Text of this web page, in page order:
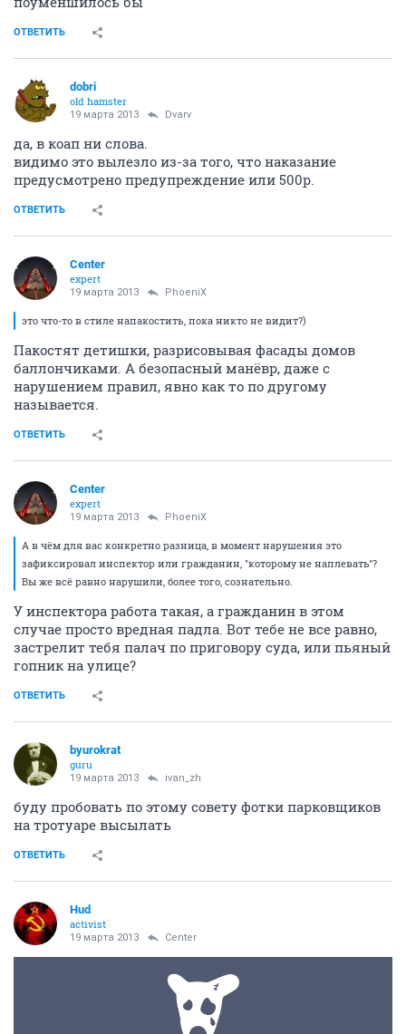
ОТВЕТИТЬ
dobri
old hamster
19 марта 2013 Dvarv
да, в коап ни слова.
видимо это вылезло из-за того, что наказание
предусмотрено предупреждение или 500р.
ОТВЕТИТЬ
Center
expert
19 марта 2013 PhoeniX
это что-то в стиле напакостить, пока никто не видит?)
Пакостят детишки, разрисовывая фасады домов
баллончиками. А безопасный манёвр, даже с
нарушением правил, явно как то по другому
называется.
ОТВЕТИТЬ
Center
expert
19 марта 2013 PhoeniX
А в чём для вас конкретно разница, в момент нарушения это
зафиксировал инспектор или гражданин, "которому не наплевать"?
Вы же всё равно нарушили, более того, сознательно.
У инспектора работа такая, а гражданин в этом
случае просто вредная падла. Вот тебе не все равно,
застрелит тебя палач по приговору суда, или пьяный
гопник на улице?
ОТВЕТИТЬ
byurokrat
guru
19 марта 2013 ivan_zh
буду пробовать по этому совету фотки парковщиков
на тротуаре высылать
ОТВЕТИТЬ
Hud
activist
19 марта 2013 Center